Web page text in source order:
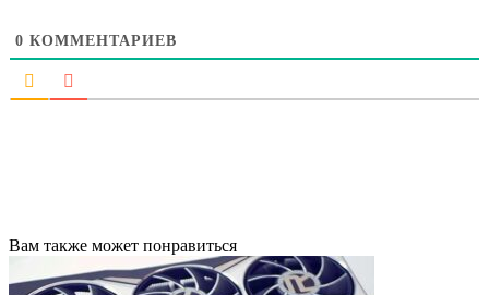
0 КОММЕНТАРИЕВ
Вам также может понравиться